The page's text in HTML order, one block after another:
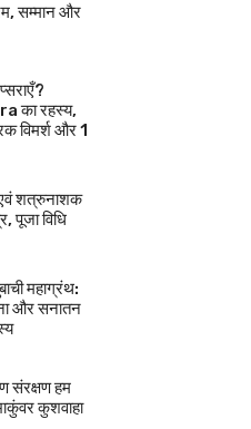
सम्मान और
का रहस्य,
विमर्श और 1
एवं शत्रुनाशक
पूजा विधि
महाग्रंथ:
और सनातन
संरक्षण हम
कुशवाहा